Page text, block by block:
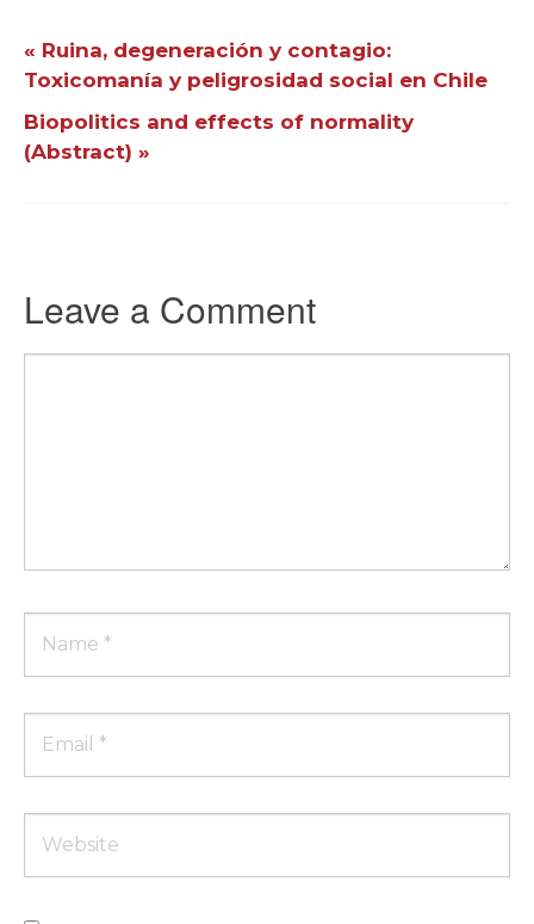
« Ruina, degeneración y contagio:
Toxicomanía y peligrosidad social en Chile
Biopolitics and effects of normality
(Abstract) »
Leave a Comment